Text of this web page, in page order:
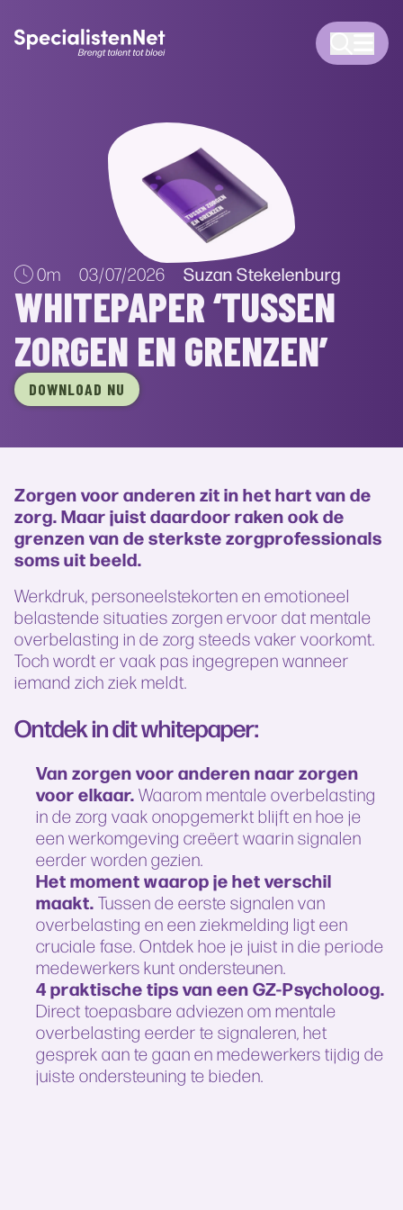
0m 03/07/2026 Suzan Stekelenburg
WHITEPAPER ‘TUSSEN
ZORGEN EN GRENZEN’
DOWNLOAD NU
Zorgen voor anderen zit in het hart van de
zorg. Maar juist daardoor raken ook de
grenzen van de sterkste zorgprofessionals
soms uit beeld.
Werkdruk, personeelstekorten en emotioneel
belastende situaties zorgen ervoor dat mentale
overbelasting in de zorg steeds vaker voorkomt.
Toch wordt er vaak pas ingegrepen wanneer
iemand zich ziek meldt.
Ontdek in dit whitepaper:
Van zorgen voor anderen naar zorgen
voor elkaar. Waarom mentale overbelasting
in de zorg vaak onopgemerkt blijft en hoe je
een werkomgeving creëert waarin signalen
eerder worden gezien.
Het moment waarop je het verschil
maakt. Tussen de eerste signalen van
overbelasting en een ziekmelding ligt een
cruciale fase. Ontdek hoe je juist in die periode
medewerkers kunt ondersteunen.
4 praktische tips van een GZ-Psycholoog.
Direct toepasbare adviezen om mentale
overbelasting eerder te signaleren, het
gesprek aan te gaan en medewerkers tijdig de
juiste ondersteuning te bieden.